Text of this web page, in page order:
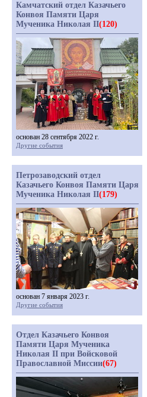
Камчатский отдел Казачьего
Конвоя Памяти Царя
Мученика Николая II(120)
основан 28 сентября 2022 г.
Другие события
Петрозаводский отдел
Казачьего Конвоя Памяти Царя
Мученика Николая II(179)
основан 7 января 2023 г.
Другие события
Отдел Казачьего Конвоя
Памяти Царя Мученика
Николая II при Войсковой
Православной Миссии(67)